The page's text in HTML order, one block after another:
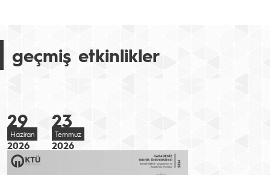
geçmiş etkinlikler
29
Haziran
2026
23
Temmuz
2026